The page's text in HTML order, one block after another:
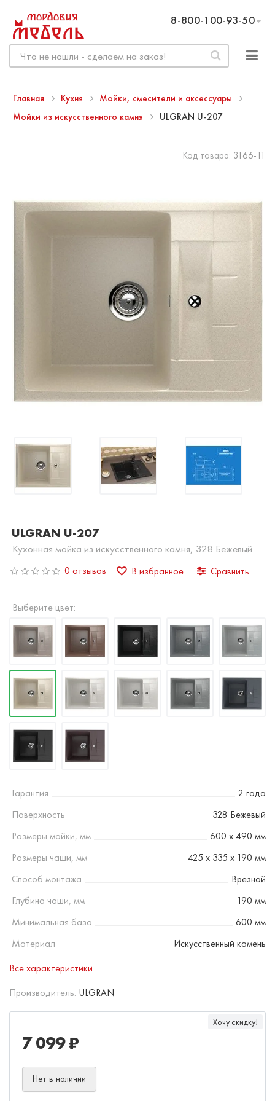
8-800-100-93-50
Главная Кухня
Мойки, смесители и аксессуары
Мойки из искусственного камня
ULGRAN U-207
Код товара: 3166-11
ULGRAN U-207
Кухонная мойка из искусственного камня, 328 Бежевый
0 отзывов В избранное Сравнить
Выберите цвет:
Гарантия
2 года
Поверхность
328 Бежевый
Размеры мойки, мм
600 х 490 мм
Размеры чаши, мм
425 х 335 х 190 мм
Способ монтажа
Врезной
Глубина чаши, мм
190 мм
Минимальная база
600 мм
Материал
Искусственный камень
Все характеристики
Производитель: ULGRAN
Хочу скидку!
7 099 ₽
Нет в наличии